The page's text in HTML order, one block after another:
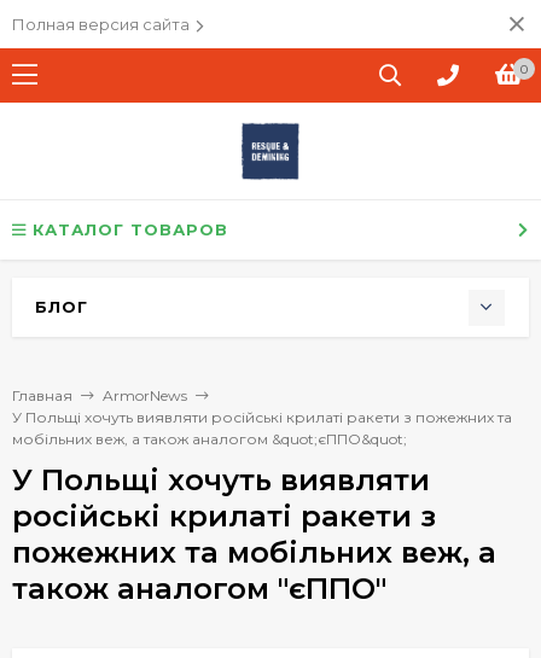
Полная версия сайта
0
КАТАЛОГ ТОВАРОВ
Главная
ArmorNews
У Польщі хочуть виявляти російські крилаті ракети з пожежних та
мобільних веж, а також аналогом &quot;єППО&quot;
У Польщі хочуть виявляти
російські крилаті ракети з
пожежних та мобільних веж, а
також аналогом "єППО"
БЛОГ